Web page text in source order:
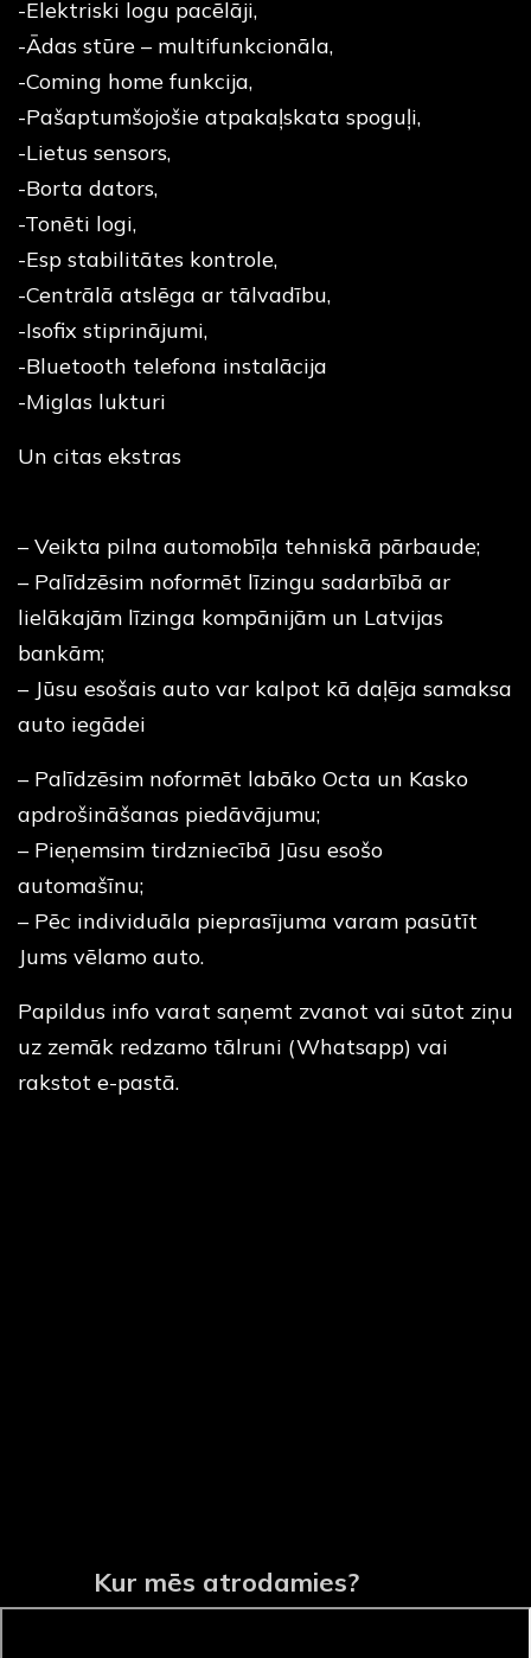
-Elektriski logu pacēlāji,
-Ādas stūre – multifunkcionāla,
-Coming home funkcija,
-Pašaptumšojošie atpakaļskata spoguļi,
-Lietus sensors,
-Borta dators,
-Tonēti logi,
-Esp stabilitātes kontrole,
-Centrālā atslēga ar tālvadību,
-Isofix stiprinājumi,
-Bluetooth telefona instalācija
-Miglas lukturi
Un citas ekstras
– Veikta pilna automobīļa tehniskā pārbaude;
– Palīdzēsim noformēt līzingu sadarbībā ar
lielākajām līzinga kompānijām un Latvijas
bankām;
– Jūsu esošais auto var kalpot kā daļēja samaksa
auto iegādei
– Palīdzēsim noformēt labāko Octa un Kasko
apdrošināšanas piedāvājumu;
– Pieņemsim tirdzniecībā Jūsu esošo
automašīnu;
– Pēc individuāla pieprasījuma varam pasūtīt
Jums vēlamo auto.
Papildus info varat saņemt zvanot vai sūtot ziņu
uz zemāk redzamo tālruni (Whatsapp) vai
rakstot e-pastā.
Kur mēs atrodamies?